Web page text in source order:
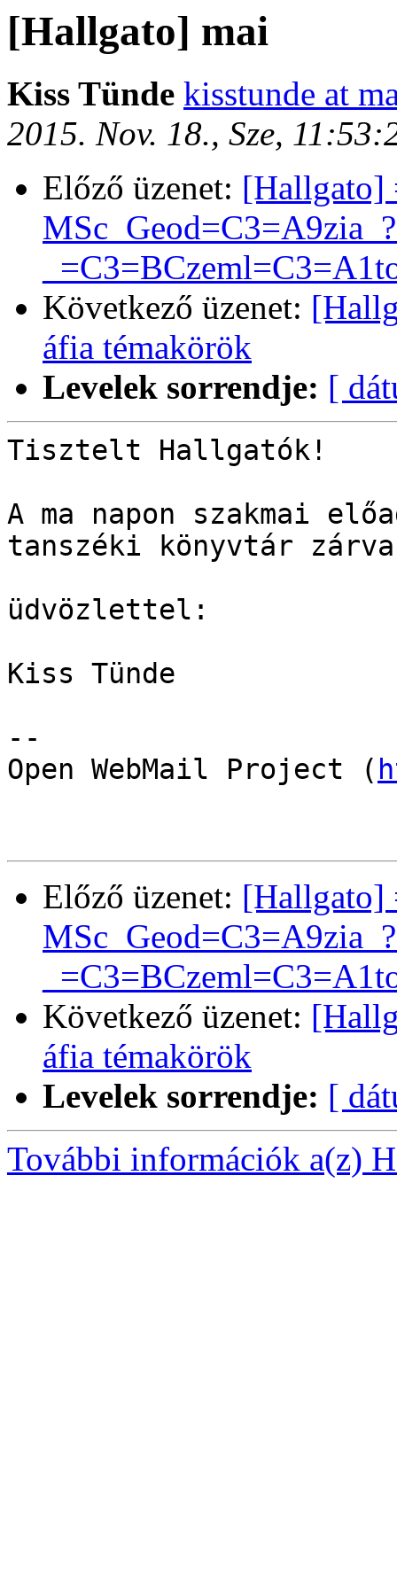
[Hallgato] mai
Kiss Tünde kisstunde at
2015. Nov. 18., Sze,
Előző üzenet: [Hallgato]
Következő üzenet:
áfia témakörök
Levelek sorrendje: [
Tisztelt Hallgatók!
A ma napon szakmai
tanszéki könyvtár
üdvözlettel:
Kiss Tünde
--
Open WebMail Project (
Előző üzenet: [Hallgato]
Következő üzenet:
áfia témakörök
Levelek sorrendje: [
További információk a(z)